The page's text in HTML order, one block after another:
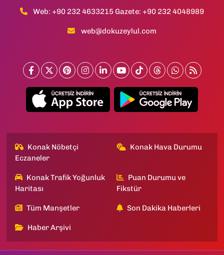
Web: +90 232 4633215 Gazete: +90 232 4048989
web@dokuzeylul.com
Konak Nöbetçi
Eczaneler
Konak Hava Durumu
Konak Trafik Yoğunluk
Haritası
Puan Durumu ve
Fikstür
Tüm Manşetler Son Dakika Haberleri
Haber Arşivi